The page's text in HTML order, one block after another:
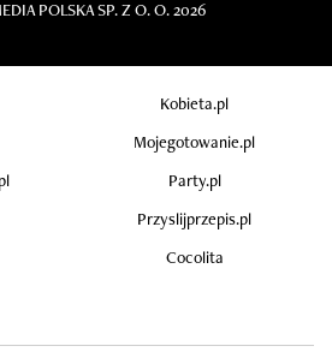
POLSKA SP. Z O. O. 2026
Kobieta.pl
Mojegotowanie.pl
Party.pl
Przyslijprzepis.pl
Cocolita